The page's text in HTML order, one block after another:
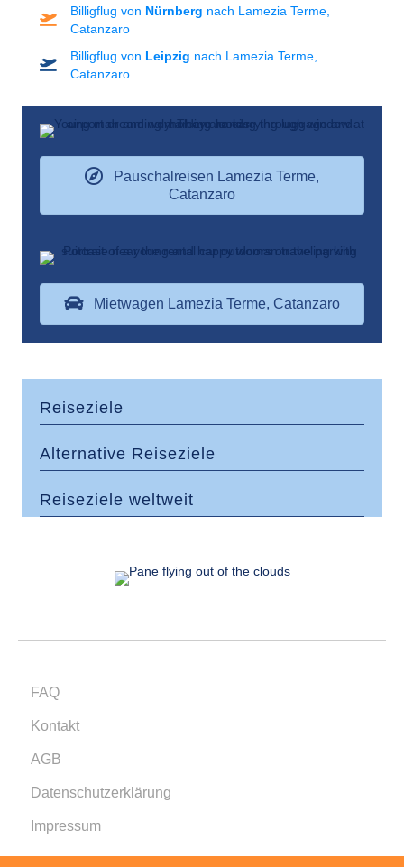
Billigflug von Nürnberg nach Lamezia Terme,
Catanzaro
Billigflug von Leipzig nach Lamezia Terme,
Catanzaro
Pauschalreisen Lamezia Terme,
Catanzaro
Mietwagen Lamezia Terme, Catanzaro
Reiseziele
Alternative Reiseziele
Reiseziele weltweit
FAQ
Kontakt
AGB
Datenschutzerklärung
Impressum